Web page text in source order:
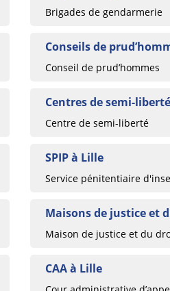
Brigades de gendarmerie
Conseils de
Conseil de prud’hommes
Centres de semi-
Centre de semi-liberté
SPIP à Lille
Service pénitentiaire
Maisons de justice et
Maison de justice et du
CAA à Lille